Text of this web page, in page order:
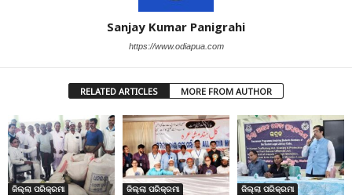
Sanjay Kumar Panigrahi
https://www.odiapua.com
RELATED ARTICLES MORE FROM AUTHOR
ଜିଲ୍ଲା ପରିକ୍ରମା ଜିଲ୍ଲା ପରିକ୍ରମା ଜିଲ୍ଲା ପରିକ୍ରମା